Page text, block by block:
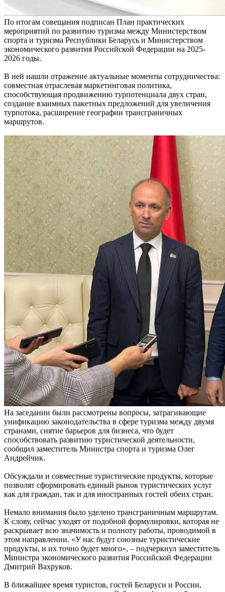
По итогам совещания подписан План практических
мероприятий по развитию туризма между Министерством
спорта и туризма Республики Беларусь и Министерством
экономического развития Российской Федерации на 2025-
2026 годы.
В ней нашли отражение актуальные моменты сотрудничества:
совместная отраслевая маркетинговая политика,
способствующая продвижению турпотенциала двух стран,
создание взаимных пакетных предложений для увеличения
турпотока, расширение географии трансграничных
маршрутов.
На заседании были рассмотрены вопросы, затрагивающие
унификацию законодательства в сфере туризма между двумя
странами, снятие барьеров для бизнеса, что будет
способствовать развитию туристической деятельности,
сообщил заместитель Министра спорта и туризма Олег
Андрейчик.
Обсуждали и совместные туристические продукты, которые
позволят сформировать единый рынок туристических услуг
как для граждан, так и для иностранных гостей обеих стран.
Немало внимания было уделено трансграничным маршрутам.
К слову, сейчас уходят от подобной формулировки, которая не
раскрывает всю значимость и полноту работы, проводимой в
этом направлении. «У нас будут союзные туристические
продукты, и их точно будет много», – подчеркнул заместитель
Министра экономического развития Российской Федерации
Дмитрий Вахруков.
В ближайшее время туристов, гостей Беларуси и России,